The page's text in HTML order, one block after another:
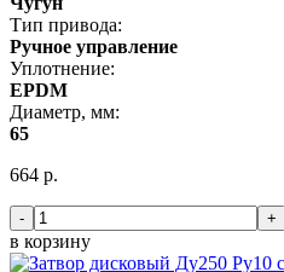
Тип привода:
Ручное управление
Уплотнение:
EPDM
Диаметр, мм:
65
664 р.
- +
в корзину